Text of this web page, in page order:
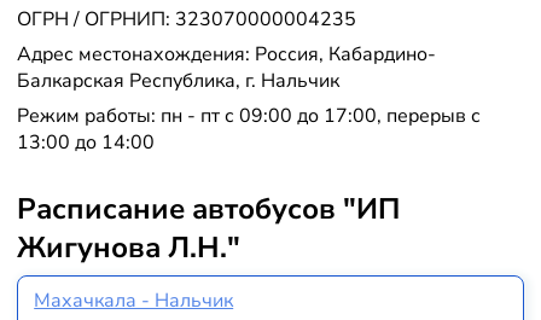
ОГРН / ОГРНИП: 323070000004235
Адрес местонахождения: Россия, Кабардино-
Балкарская Республика, г. Нальчик
Режим работы: пн - пт с 09:00 до 17:00, перерыв с
13:00 до 14:00
Расписание автобусов "ИП
Жигунова Л.Н."
Махачкала - Нальчик